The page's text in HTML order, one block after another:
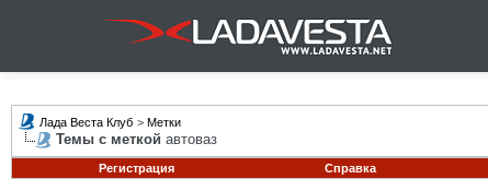
Лада Веста Клуб > Метки
Темы с меткой автоваз
Регистрация
Справка